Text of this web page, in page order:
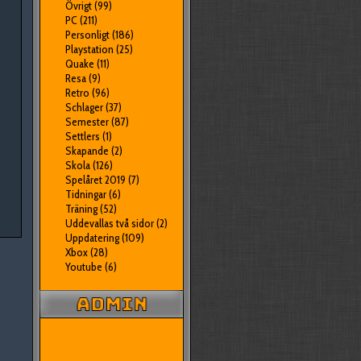
Övrigt(99)
PC (211)
Personligt(186)
Playstation (25)
Quake (11)
Resa(9)
Retro (96)
Schlager(37)
Semester(87)
Settlers (1)
Skapande (2)
Skola(126)
Spelåret 2019 (7)
Tidningar(6)
Träning(52)
Uddevallas två sidor(2)
Uppdatering(109)
Xbox(28)
Youtube (6)